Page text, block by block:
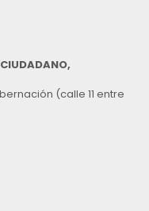
(calle 11 entre